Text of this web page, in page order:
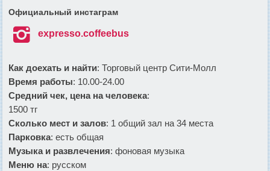
Официальный инстаграм
 expresso.coffeebus
Как доехать и найти: Торговый центр Сити-Молл
Время работы: 10.00-24.00
Средний чек, цена на человека:
1500 тг
Сколько мест и залов: 1 общий зал на 34 места
Парковка: есть общая
Музыка и развлечения: фоновая музыка
Меню на: русском